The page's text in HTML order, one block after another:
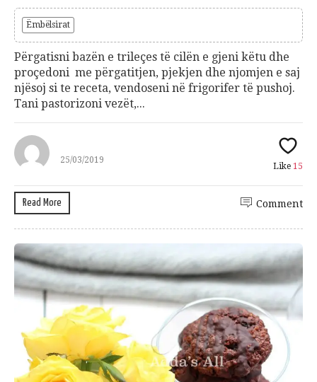
Ëmbëlsirat
Përgatisni bazën e trileçes të cilën e gjeni këtu dhe
proçedoni me përgatitjen, pjekjen dhe njomjen e saj
njësoj si te receta, vendoseni në frigorifer të pushoj.
Tani pastorizoni vezët,...
25/03/2019
Like 15
Read More Comment